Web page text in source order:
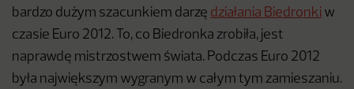
bardzo dużym szacunkiem darzę działania Biedronki w
czasie Euro 2012. To, co Biedronka zrobiła, jest
naprawdę mistrzostwem świata. Podczas Euro 2012
była największym wygranym w całym tym zamieszaniu.